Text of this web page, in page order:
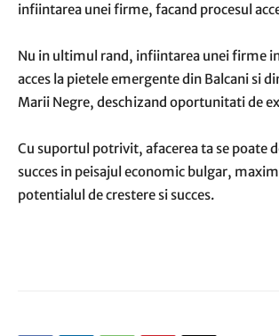
infiintarea unei firme, facand procesul
Nu in ultimul rand, infiintarea unei firme
acces la pietele emergente din Balcani si
Marii Negre, deschizand oportunitati de
Cu suportul potrivit, afacerea ta se poate
succes in peisajul economic bulgar,
potentialul de crestere si succes.